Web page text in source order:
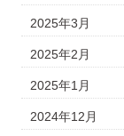
2025年3月
2025年2月
2025年1月
2024年12月